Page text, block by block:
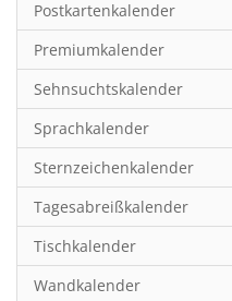
Inspiration & Spiritualität
Kinderkalender
Kunst
Länder & Städte
Landschaft & Natur
Lifestyle
Literatur
Postkartenkalender
Premiumkalender
Sehnsuchtskalender
Sprachkalender
Sternzeichenkalender
Tagesabreißkalender
Tischkalender
Wandkalender